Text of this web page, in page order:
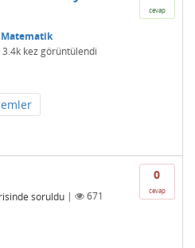
cevap
3.4k kez görüntülendi
0
cevap
soruldu |
671